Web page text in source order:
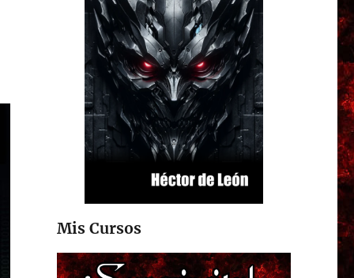
Mis Cursos